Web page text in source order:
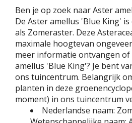
Ben je op zoek naar Aster
De Aster amellus 'Blue King'
als Zomeraster. Deze
maximale hoogtevan
meer informatie ontvangen of
amellus 'Blue King'? Je bent
ons tuincentrum. Belangrijk
planten in deze
moment) in ons tuincentrum
Nederlandse naam: